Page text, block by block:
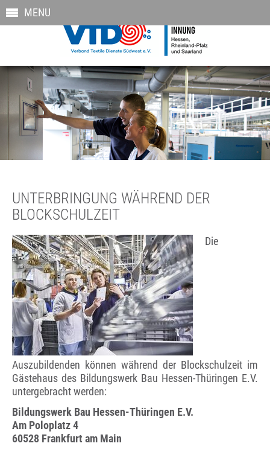
MENU
UNTERBRINGUNG WÄHREND DER
BLOCKSCHULZEIT
Die
Auszubildenden können während der Blockschulzeit im
Gästehaus des Bildungswerk Bau Hessen-Thüringen E.V.
untergebracht werden:
Bildungswerk Bau Hessen-Thüringen E.V.
Am Poloplatz 4
60528 Frankfurt am Main